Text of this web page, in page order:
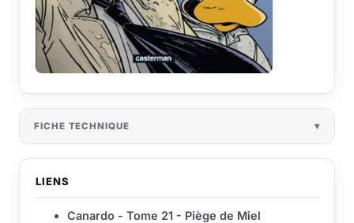
FICHE TECHNIQUE
LIENS
Canardo - Tome 21 - Piège de Miel